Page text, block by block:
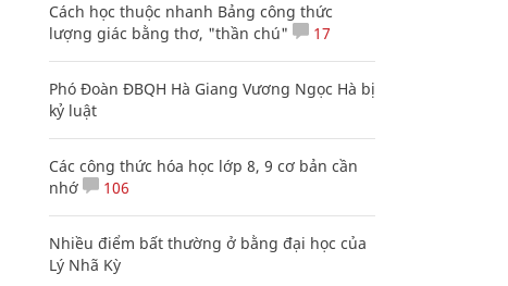
Cách học thuộc nhanh Bảng công thức
lượng giác bằng thơ, "thần chú"
17
Phó Đoàn ĐBQH Hà Giang Vương Ngọc Hà bị
kỷ luật
Các công thức hóa học lớp 8, 9 cơ bản cần
nhớ
106
Nhiều điểm bất thường ở bằng đại học của
Lý Nhã Kỳ